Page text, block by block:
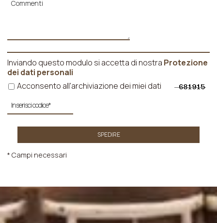
Inviando questo modulo si accetta di nostra Protezione
dei dati personali
Acconsento all'archiviazione dei miei dati
SPEDIRE
* Campi necessari